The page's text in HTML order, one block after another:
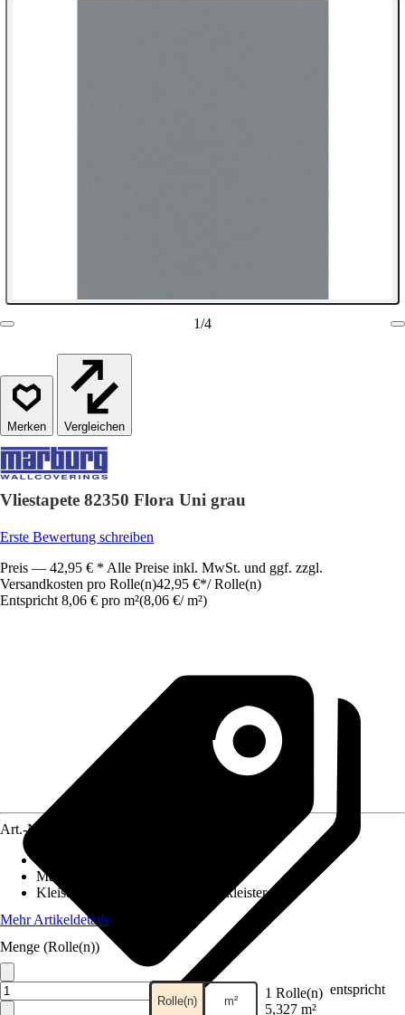
1/4
Vergleichen
Vliestapete 82350 Flora Uni grau
Erste Bewertung schreiben
Preis — 42,95 € * Alle Preise inkl. MwSt. und ggf. zzgl.
Versandkosten pro Rolle(n)42,95 €*/ Rolle(n)
Entspricht 8,06 € pro m²(8,06 €/ m²)
Art.-Nr.
Maße (BxH)
Kleisterempfehlung
Vliestapetenkleister
Mehr Artikeldetails
Menge (Rolle(n))
Rolle(n) m² 1 Rolle(n) entspricht
5,327 m²